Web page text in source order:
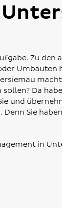
Zu den
Umbauten
Da
und
Sie
in